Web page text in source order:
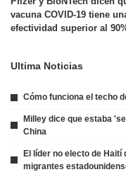
vacuna COVID-19 tiene
efectividad superior al
Ultima Noticias
Cómo funciona el techo
Milley dice que estaba
China
El líder no electo de
migrantes